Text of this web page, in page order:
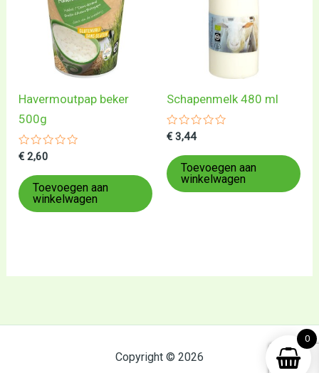
Havermoutpap beker
500g
Gewaardeerd
uit
5
€ 2,60
Toevoegen aan
winkelwagen
Schapenmelk 480 ml
Gewaardeerd
uit
5
€ 3,44
Toevoegen aan
winkelwagen
Copyright © 2026
0